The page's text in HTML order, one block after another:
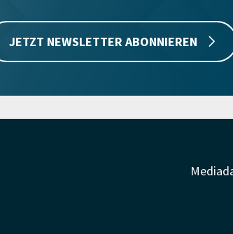
JETZT NEWSLETTER ABONNIEREN